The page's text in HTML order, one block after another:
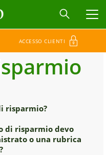
ACCESSO CLIENTI
risparmio?
di risparmio devo
o una rubrica